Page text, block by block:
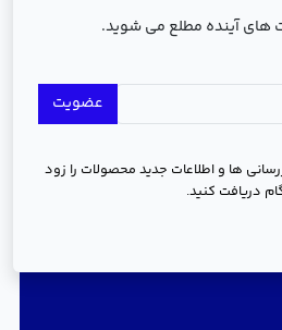
های آینده مطلع می شوید.
عضویت
ها و اطلاعات جدید محصولات را زود
دریافت کنید.